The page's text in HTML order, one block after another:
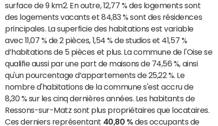
surface de 9 km2. En outre, 12,77 % des logements sont
des logements vacants et 84,83 % sont des résidences
principales. La superficie des habitations est variable
avec 11,07 % de 2 pièces, 1,54 % de studios et 41,57 %
d’habitations de 5 pièces et plus. La commune de l'Oise se
qualifie aussi par une part de maisons de 74,56 %, ainsi
qu'un pourcentage d’appartements de 25,22 %. Le
nombre d'habitations de la commune s'est accru de
8,30 % sur les cinq dernières années. Les habitants de
Ressons-sur-Matz sont plus propriétaires que locataires.
Ces derniers représentant 40,80 % des occupants de